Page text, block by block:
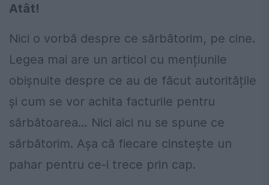
Atât!
Nici o vorbă despre ce sărbătorim, pe cine.
Legea mai are un articol cu mențiunile
obișnuite despre ce au de făcut autoritățile
și cum se vor achita facturile pentru
sărbătoarea… Nici aici nu se spune ce
sărbătorim. Așa că fiecare cinstește un
pahar pentru ce-i trece prin cap.